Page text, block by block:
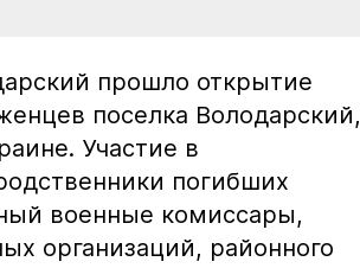
прошло открытие
поселка Володарский,
Участие в
погибших
военные комиссары,
организаций, районного